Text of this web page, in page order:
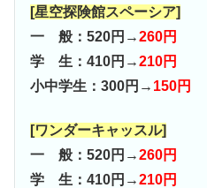
[星空探険館スペーシア]
一 般：520円→260円
学 生：410円→210円
小中学生：300円→ 150円
[ワンダーキャッスル]
一 般：520円→260円
学 生：410円→210円